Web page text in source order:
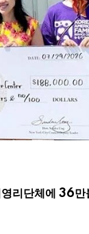
리단체에 36만